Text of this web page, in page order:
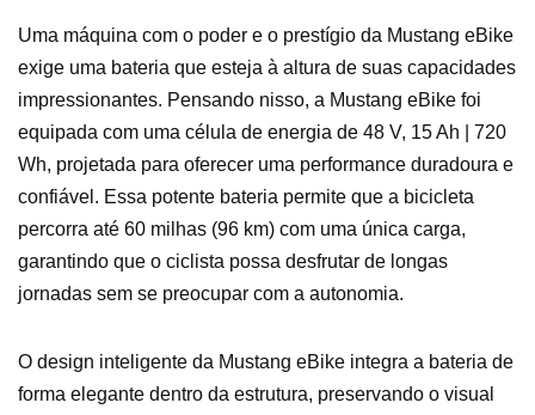
Uma máquina com o poder e o prestígio da Mustang eBike
exige uma bateria que esteja à altura de suas capacidades
impressionantes. Pensando nisso, a Mustang eBike foi
equipada com uma célula de energia de 48 V, 15 Ah | 720
Wh, projetada para oferecer uma performance duradoura e
confiável. Essa potente bateria permite que a bicicleta
percorra até 60 milhas (96 km) com uma única carga,
garantindo que o ciclista possa desfrutar de longas
jornadas sem se preocupar com a autonomia.
O design inteligente da Mustang eBike integra a bateria de
forma elegante dentro da estrutura, preservando o visual